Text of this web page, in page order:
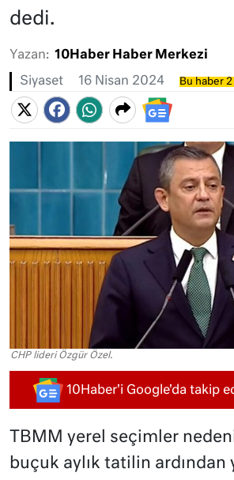
dedi.
Yazan: 10Haber Haber Merkezi
Siyaset 16 Nisan 2024 Bu haber 2
CHP lideri Özgür Özel.
10Haber'i Google'da takip
TBMM yerel seçimler
buçuk aylık tatilin ardından